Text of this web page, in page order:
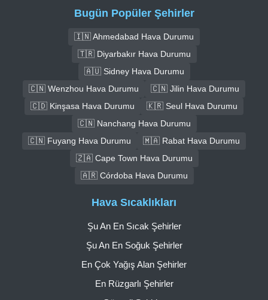
Bugün Popüler Şehirler
🇮🇳 Ahmedabad Hava Durumu
🇹🇷 Diyarbakır Hava Durumu
🇦🇺 Sidney Hava Durumu
🇨🇳 Wenzhou Hava Durumu
🇨🇳 Jilin Hava Durumu
🇨🇩 Kinşasa Hava Durumu
🇰🇷 Seul Hava Durumu
🇨🇳 Nanchang Hava Durumu
🇨🇳 Fuyang Hava Durumu
🇲🇦 Rabat Hava Durumu
🇿🇦 Cape Town Hava Durumu
🇦🇷 Córdoba Hava Durumu
Hava Sıcaklıkları
Şu An En Sıcak Şehirler
Şu An En Soğuk Şehirler
En Çok Yağış Alan Şehirler
En Rüzgarlı Şehirler